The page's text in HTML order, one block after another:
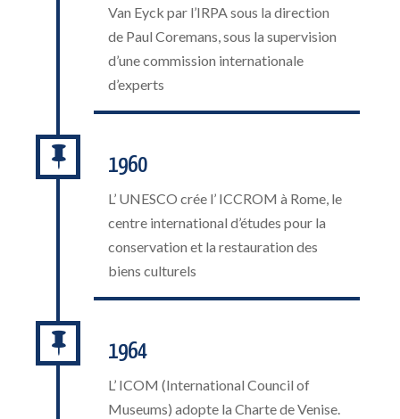
Van Eyck par l’IRPA sous la direction
de Paul Coremans, sous la supervision
d’une commission internationale
d’experts
 1960
L’ UNESCO crée l’ ICCROM à Rome, le
centre international d’études pour la
conservation et la restauration des
biens culturels
 1964
L’ ICOM (International Council of
Museums) adopte la Charte de Venise.